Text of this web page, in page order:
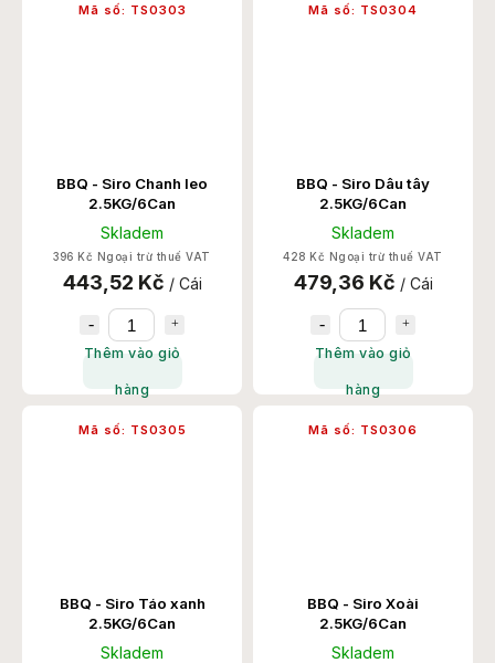
BBQ - Siro Chanh leo
2.5KG/6Can
Skladem
396 Kč Ngoại trừ thuế VAT
443,52 Kč / Cái
Thêm vào giỏ
hàng
Mã số: TS0303
BBQ - Siro Dâu tây
2.5KG/6Can
Skladem
428 Kč Ngoại trừ thuế VAT
479,36 Kč / Cái
Thêm vào giỏ
hàng
Mã số: TS0304
BBQ - Siro Táo xanh
2.5KG/6Can
Skladem
Mã số: TS0305
BBQ - Siro Xoài
2.5KG/6Can
Skladem
Mã số: TS0306